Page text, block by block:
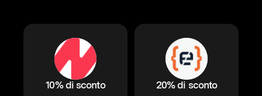
10% di sconto 20% di sconto